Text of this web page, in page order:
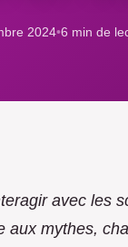
2024•6 min de
avec les
aux mythes,